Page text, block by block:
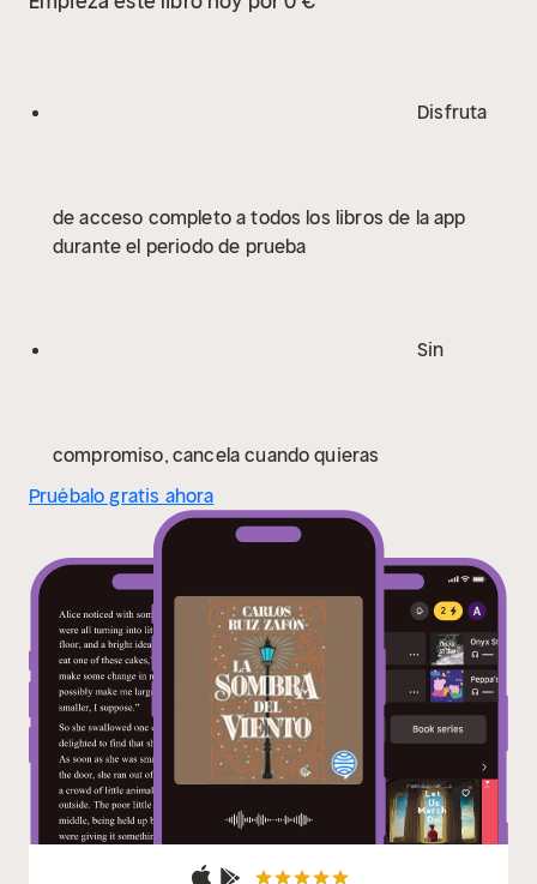
suspense, la novela histórica y la comedia de
través del tiempo. Con gran fuerza narrativa, el autor
hasta el final.
Disfruta
de acceso completo a todos los libros de la app
durante el periodo de prueba
Sin
compromiso, cancela cuando quieras
Pruébalo gratis ahora